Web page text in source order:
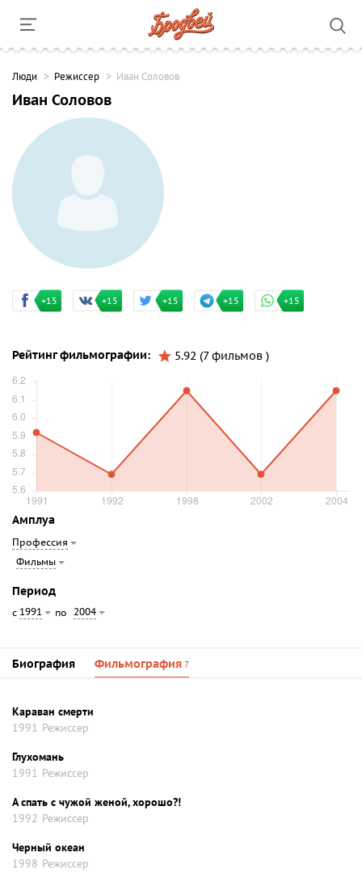
Люди Режиссер Иван Соловов
Иван Соловов
+15 +15 +15 +15 +15
Рейтинг фильмографии: 5.92 (7 фильмов )
Амплуа
Профессия
Фильмы
Период
с 1991 по 2004
Биография Фильмография 7
Караван смерти
1991 Режиссер
Глухомань
1991 Режиссер
А спать с чужой женой, хорошо?!
1992 Режиссер
Черный океан
1998 Режиссер